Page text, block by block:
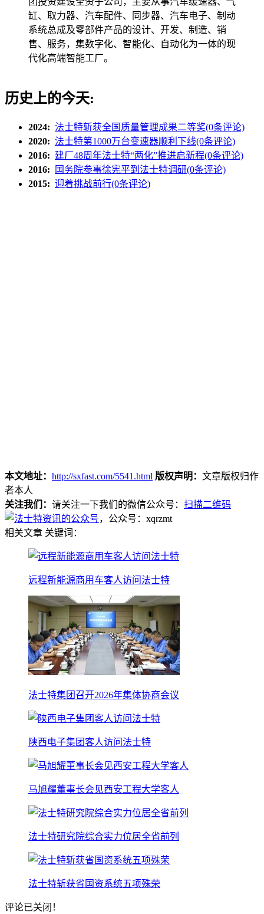
缸、取力器、汽车配件、同步器、汽车电子、制动
系统总成及零部件产品的设计、开发、制造、销
售、服务，集数字化、智能化、自动化为一体的现
代化高端智能工厂。
历史上的今天:
2024: 法士特斩获全国质量管理成果二等奖(0条评论)
2020: 法士特第1000万台变速器顺利下线(0条评论)
2016: 建厂48周年法士特“两化”推进启新程(0条评论)
2016:
国务院参事徐宪平到法士特调研(0条评论)
2015: 迎着挑战前行(0条评论)
本文地址： http://sxfast.com/5541.html 版权声明： 文章版权归作
者本人
关注我们： 请关注一下我们的微信公众号： 扫描二维码
，公众号：xqrzmt
相关文章 关键词：
远程新能源商用车客人访问法士特
法士特集团召开2026年集体协商会议
陕西电子集团客人访问法士特
马旭耀董事长会见西安工程大学客人
法士特研究院综合实力位居全省前列
法士特斩获省国资系统五项殊荣
评论已关闭！